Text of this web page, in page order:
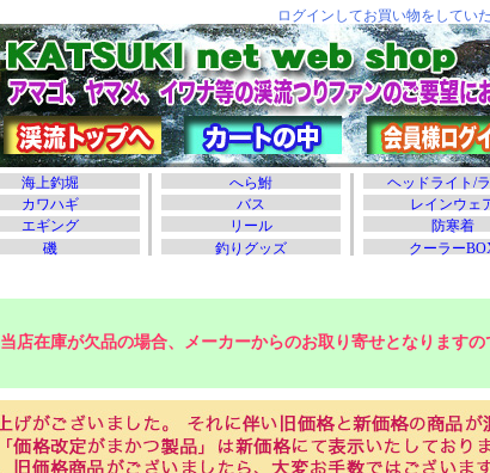
当店在庫が欠品の場合、メーカーからのお取り寄せとなりますの